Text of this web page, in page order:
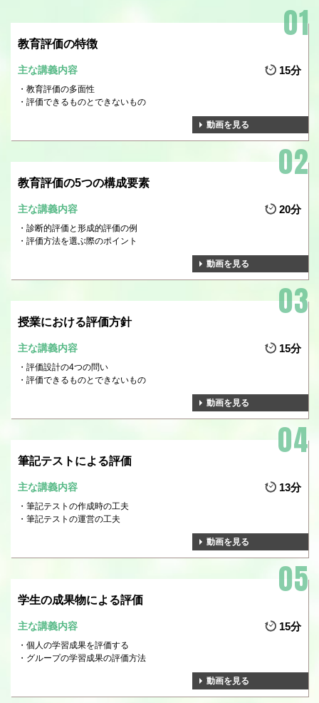
教育評価の特徴
主な講義内容 15分
教育評価の多面性
評価できるものとできないもの
動画を見る
教育評価の5つの構成要素
主な講義内容 20分
診断的評価と形成的評価の例
評価方法を選ぶ際のポイント
動画を見る
授業における評価方針
主な講義内容 15分
評価設計の4つの問い
評価できるものとできないもの
動画を見る
筆記テストによる評価
主な講義内容 13分
筆記テストの作成時の工夫
筆記テストの運営の工夫
動画を見る
学生の成果物による評価
主な講義内容 15分
個人の学習成果を評価する
グループの学習成果の評価方法
動画を見る